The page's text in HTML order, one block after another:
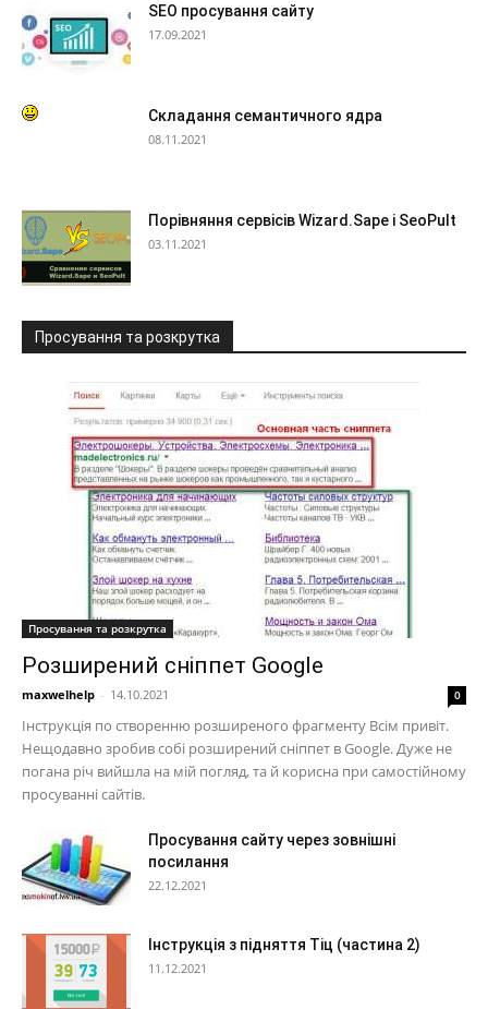
SEO просування сайту
17.09.2021
Складання семантичного ядра
08.11.2021
Порівняння сервісів Wizard.Sape і SeoPult
03.11.2021
Просування та розкрутка
Просування та розкрутка
Розширений сніппет Google
maxwelhelp - 14.10.2021 0
Інструкція по створенню розширеного фрагменту Всім привіт.
Нещодавно зробив собі розширений сніппет в Google. Дуже не
погана річ вийшла на мій погляд, та й корисна при самостійному
просуванні сайтів.
Просування сайту через зовнішні
посилання
22.12.2021
Інструкція з підняття Тіц (частина 2)
11.12.2021